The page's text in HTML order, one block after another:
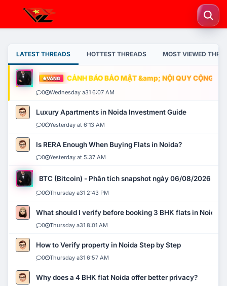
LATEST THREADS HOTTEST THREADS MOST VIEWED
VÀNG CẢNH BÁO BẢO MẬT &amp; NỘI QUY CỘNG
0 Wednesday a31 6:07 AM
Luxury Apartments in Noida Investment Guide
0 Yesterday at 6:13 AM
Is RERA Enough When Buying Flats in Noida?
0 Yesterday at 5:37 AM
BTC (Bitcoin) - Phân tích snapshot ngày 06/08/2026
0 Thursday a31 2:43 PM
What should I verify before booking 3 BHK flats in Noida?
0 Thursday a31 8:01 AM
How to Verify property in Noida Step by Step
0 Thursday a31 6:57 AM
Why does a 4 BHK flat Noida offer better privacy?